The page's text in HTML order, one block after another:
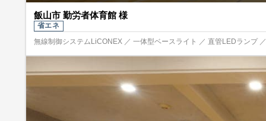
飯山市 勤労者体育館 様
省エネ
無線制御システムLiCONEX ／ 一体型ベースライト ／ 直管LEDランプ